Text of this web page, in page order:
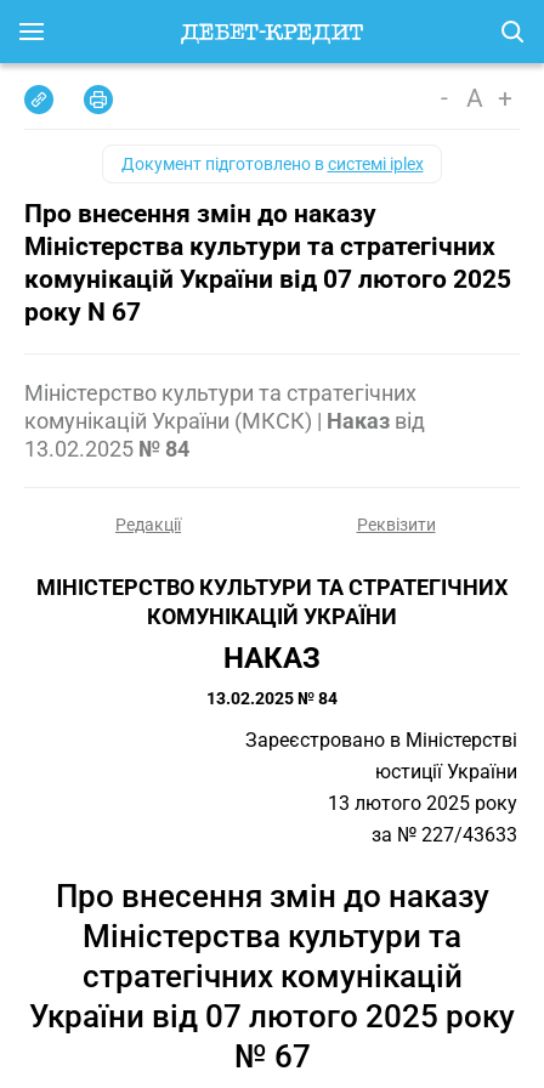
- A +
Документ підготовлено всистемі iplex
Про внесення змін до наказу
Міністерства культури та стратегічних
комунікацій України від 07 лютого 2025
року N 67
Міністерство культури та стратегічних
комунікацій України (МКСК) | Наказ від
13.02.2025 № 84
Редакції Реквізити
МІНІСТЕРСТВО КУЛЬТУРИ ТА СТРАТЕГІЧНИХ
КОМУНІКАЦІЙ УКРАЇНИ
НАКАЗ
13.02.2025 № 84
Зареєстровано в Міністерстві
юстиції України
13 лютого 2025 року
за № 227/43633
Про внесення змін до наказу
Міністерства культури та
стратегічних комунікацій
України від 07 лютого 2025 року
№ 67